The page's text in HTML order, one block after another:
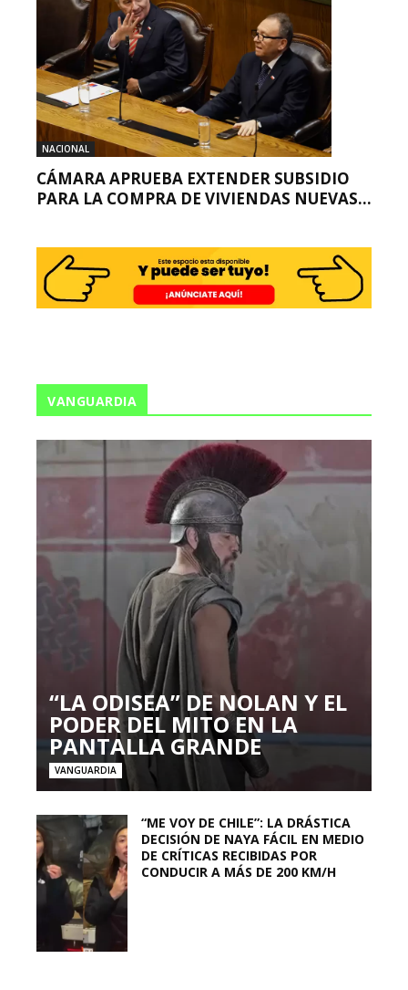
NACIONAL
CÁMARA APRUEBA EXTENDER SUBSIDIO
PARA LA COMPRA DE VIVIENDAS NUEVAS...
VANGUARDIA
“LA ODISEA” DE NOLAN Y EL
PODER DEL MITO EN LA
PANTALLA GRANDE
VANGUARDIA
“ME VOY DE CHILE”: LA DRÁSTICA
DECISIÓN DE NAYA FÁCIL EN MEDIO
DE CRÍTICAS RECIBIDAS POR
CONDUCIR A MÁS DE 200 KM/H